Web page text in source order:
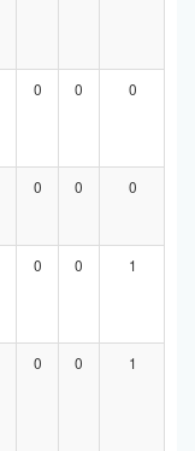
0 0 0
0 0 0
0 0 1
0 0 1